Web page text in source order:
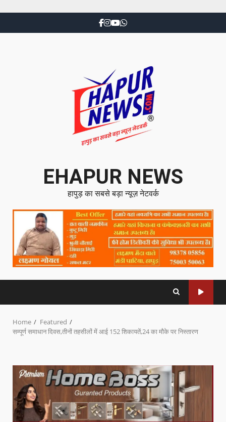
EHAPUR NEWS
हापुड़ का सबसे बड़ा न्यूज़ नेटवर्क
Home
Featured
सम्पूर्ण समाधान दिवस,तीनों तहसीलों में आई 152 शिकायतें,24 का मौके पर निस्तारण